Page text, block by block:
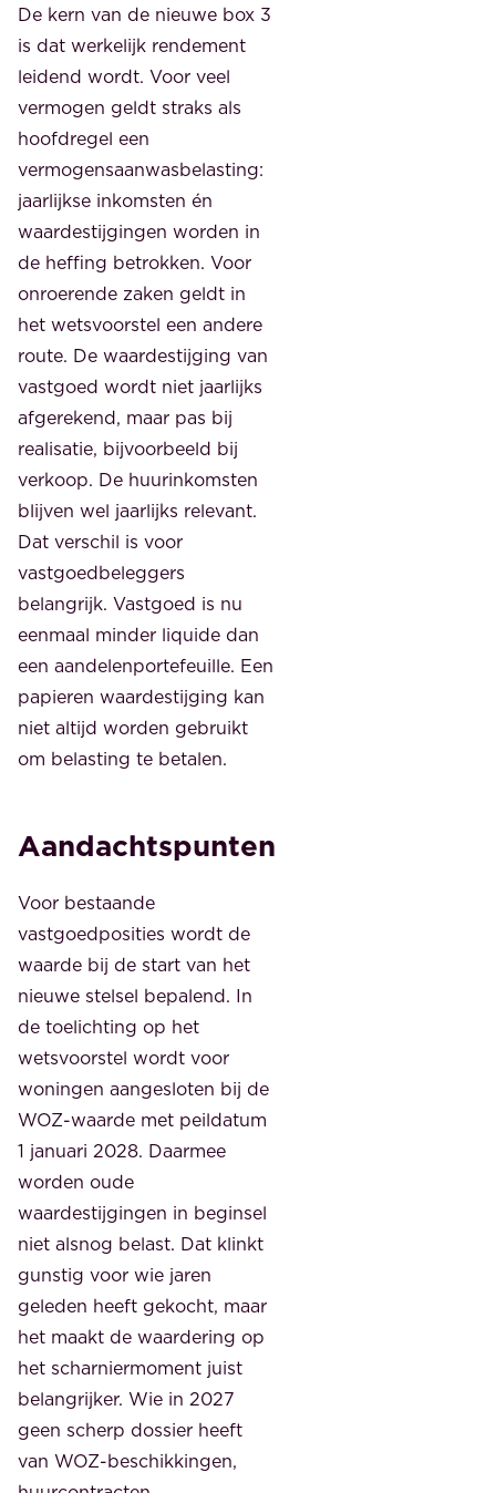
De kern van de nieuwe box 3
is dat werkelijk rendement
leidend wordt. Voor veel
vermogen geldt straks als
hoofdregel een
vermogensaanwasbelasting:
jaarlijkse inkomsten én
waardestijgingen worden in
de heffing betrokken. Voor
onroerende zaken geldt in
het wetsvoorstel een andere
route. De waardestijging van
vastgoed wordt niet jaarlijks
afgerekend, maar pas bij
realisatie, bijvoorbeeld bij
verkoop. De huurinkomsten
blijven wel jaarlijks relevant.
Dat verschil is voor
vastgoedbeleggers
belangrijk. Vastgoed is nu
eenmaal minder liquide dan
een aandelenportefeuille. Een
papieren waardestijging kan
niet altijd worden gebruikt
om belasting te betalen.
Aandachtspunten
Voor bestaande
vastgoedposities wordt de
waarde bij de start van het
nieuwe stelsel bepalend. In
de toelichting op het
wetsvoorstel wordt voor
woningen aangesloten bij de
WOZ-waarde met peildatum
1 januari 2028. Daarmee
worden oude
waardestijgingen in beginsel
niet alsnog belast. Dat klinkt
gunstig voor wie jaren
geleden heeft gekocht, maar
het maakt de waardering op
het scharniermoment juist
belangrijker. Wie in 2027
geen scherp dossier heeft
van WOZ-beschikkingen,